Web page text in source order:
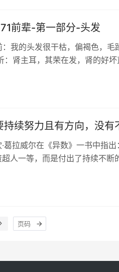
前辈-第一部分-头发
：我的头发很干枯，偏褐色，
：肾主耳，其荣在发，肾的好
续努力且有方向，没有
葛拉威尔在《异数》一书中指出
人一等，而是付出了持续不断